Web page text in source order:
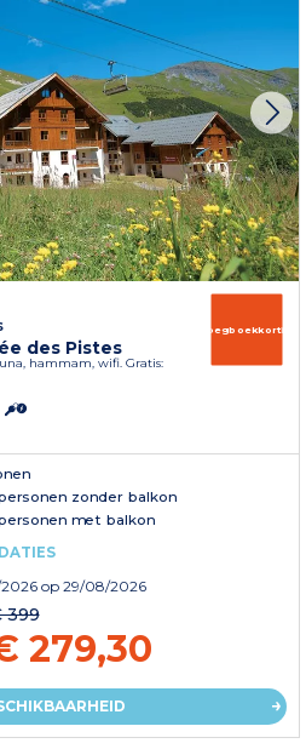
des Pistes
hammam, wifi. Gratis:
Vroegboekkorting
zonder balkon
met balkon
op 29/08/2026
399
279,30